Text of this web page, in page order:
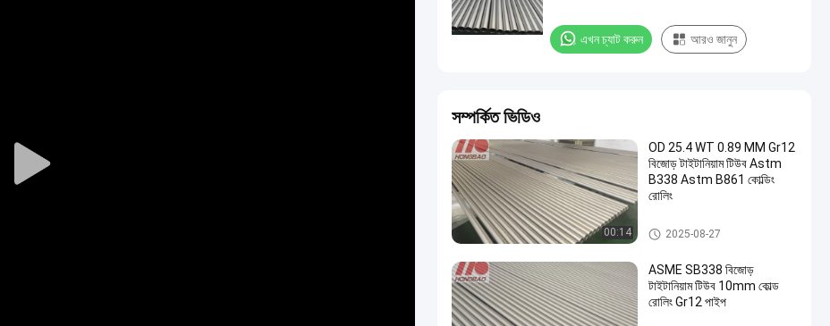
Play
এখন চ্যাট করুন আরও জানুন
সম্পর্কিত ভিডিও
00:14
OD 25.4 WT 0.89 MM Gr12
বিজোড় টাইটানিয়াম টিউব Astm
B338 Astm B861 কোল্ডিং
রোলিং
বিজোড় টাইটানিয়াম টিউব
2025-08-27
ASME SB338 বিজোড়
টাইটানিয়াম টিউব 10mm কোল্ড
রোলিং Gr12 পাইপ